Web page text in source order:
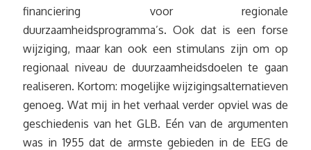
financiering voor regionale
duurzaamheidsprogramma’s. Ook dat is een forse
wijziging, maar kan ook een stimulans zijn om op
regionaal niveau de duurzaamheidsdoelen te gaan
realiseren. Kortom: mogelijke wijzigingsalternatieven
genoeg. Wat mij in het verhaal verder opviel was de
geschiedenis van het GLB. Eén van de argumenten
was in 1955 dat de armste gebieden in de EEG de